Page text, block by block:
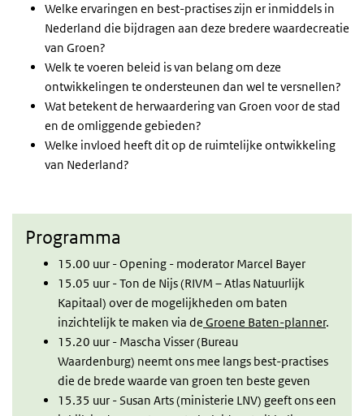
Welke ervaringen en best-practises zijn er inmiddels in
Nederland die bijdragen aan deze bredere waardecreatie
van Groen?
Welk te voeren beleid is van belang om deze
ontwikkelingen te ondersteunen dan wel te versnellen?
Wat betekent de herwaardering van Groen voor de stad
en de omliggende gebieden?
Welke invloed heeft dit op de ruimtelijke ontwikkeling
van Nederland?
Programma
15.00 uur - Opening - moderator Marcel Bayer
15.05 uur -Ton de Nijs (RIVM – Atlas Natuurlijk
Kapitaal) over de mogelijkheden om baten
inzichtelijk te maken via de Groene Baten-planner.
15.20 uur - Mascha Visser (Bureau
Waardenburg) neemt ons mee langs best-practises
die de brede waarde van groen ten beste geven
15.35 uur - Susan Arts (ministerie LNV) geeft ons een